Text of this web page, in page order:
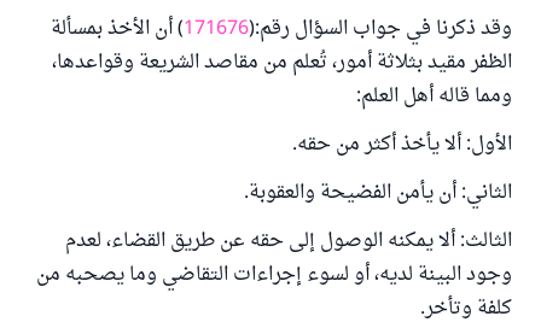
وقد ذكرنا في جواب السؤال رقم:(171676) أن الأخذ بمسألة
الظفر مقيد بثلاثة أمور، تُعلم من مقاصد الشريعة وقواعدها،
ومما قاله أهل العلم:
الأول: ألا يأخذ أكثر من حقه.
الثاني: أن يأمن الفضيحة والعقوبة.
الثالث: ألا يمكنه الوصول إلى حقه عن طريق القضاء، لعدم
وجود البينة لديه، أو لسوء إجراءات التقاضي وما يصحبه من
كلفة وتأخر.